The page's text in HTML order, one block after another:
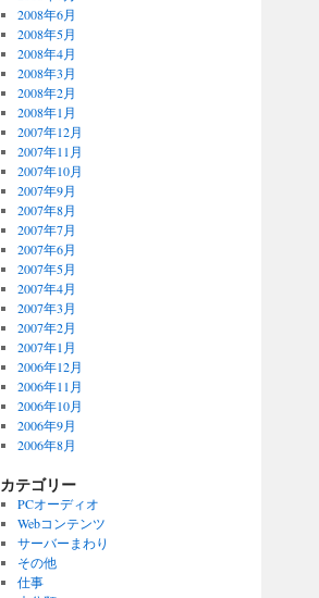
2008年6月
2008年5月
2008年4月
2008年3月
2008年2月
2008年1月
2007年12月
2007年11月
2007年10月
2007年9月
2007年8月
2007年7月
2007年6月
2007年5月
2007年4月
2007年3月
2007年2月
2007年1月
2006年12月
2006年11月
2006年10月
2006年9月
2006年8月
カテゴリー
PCオーディオ
Webコンテンツ
サーバーまわり
その他
仕事